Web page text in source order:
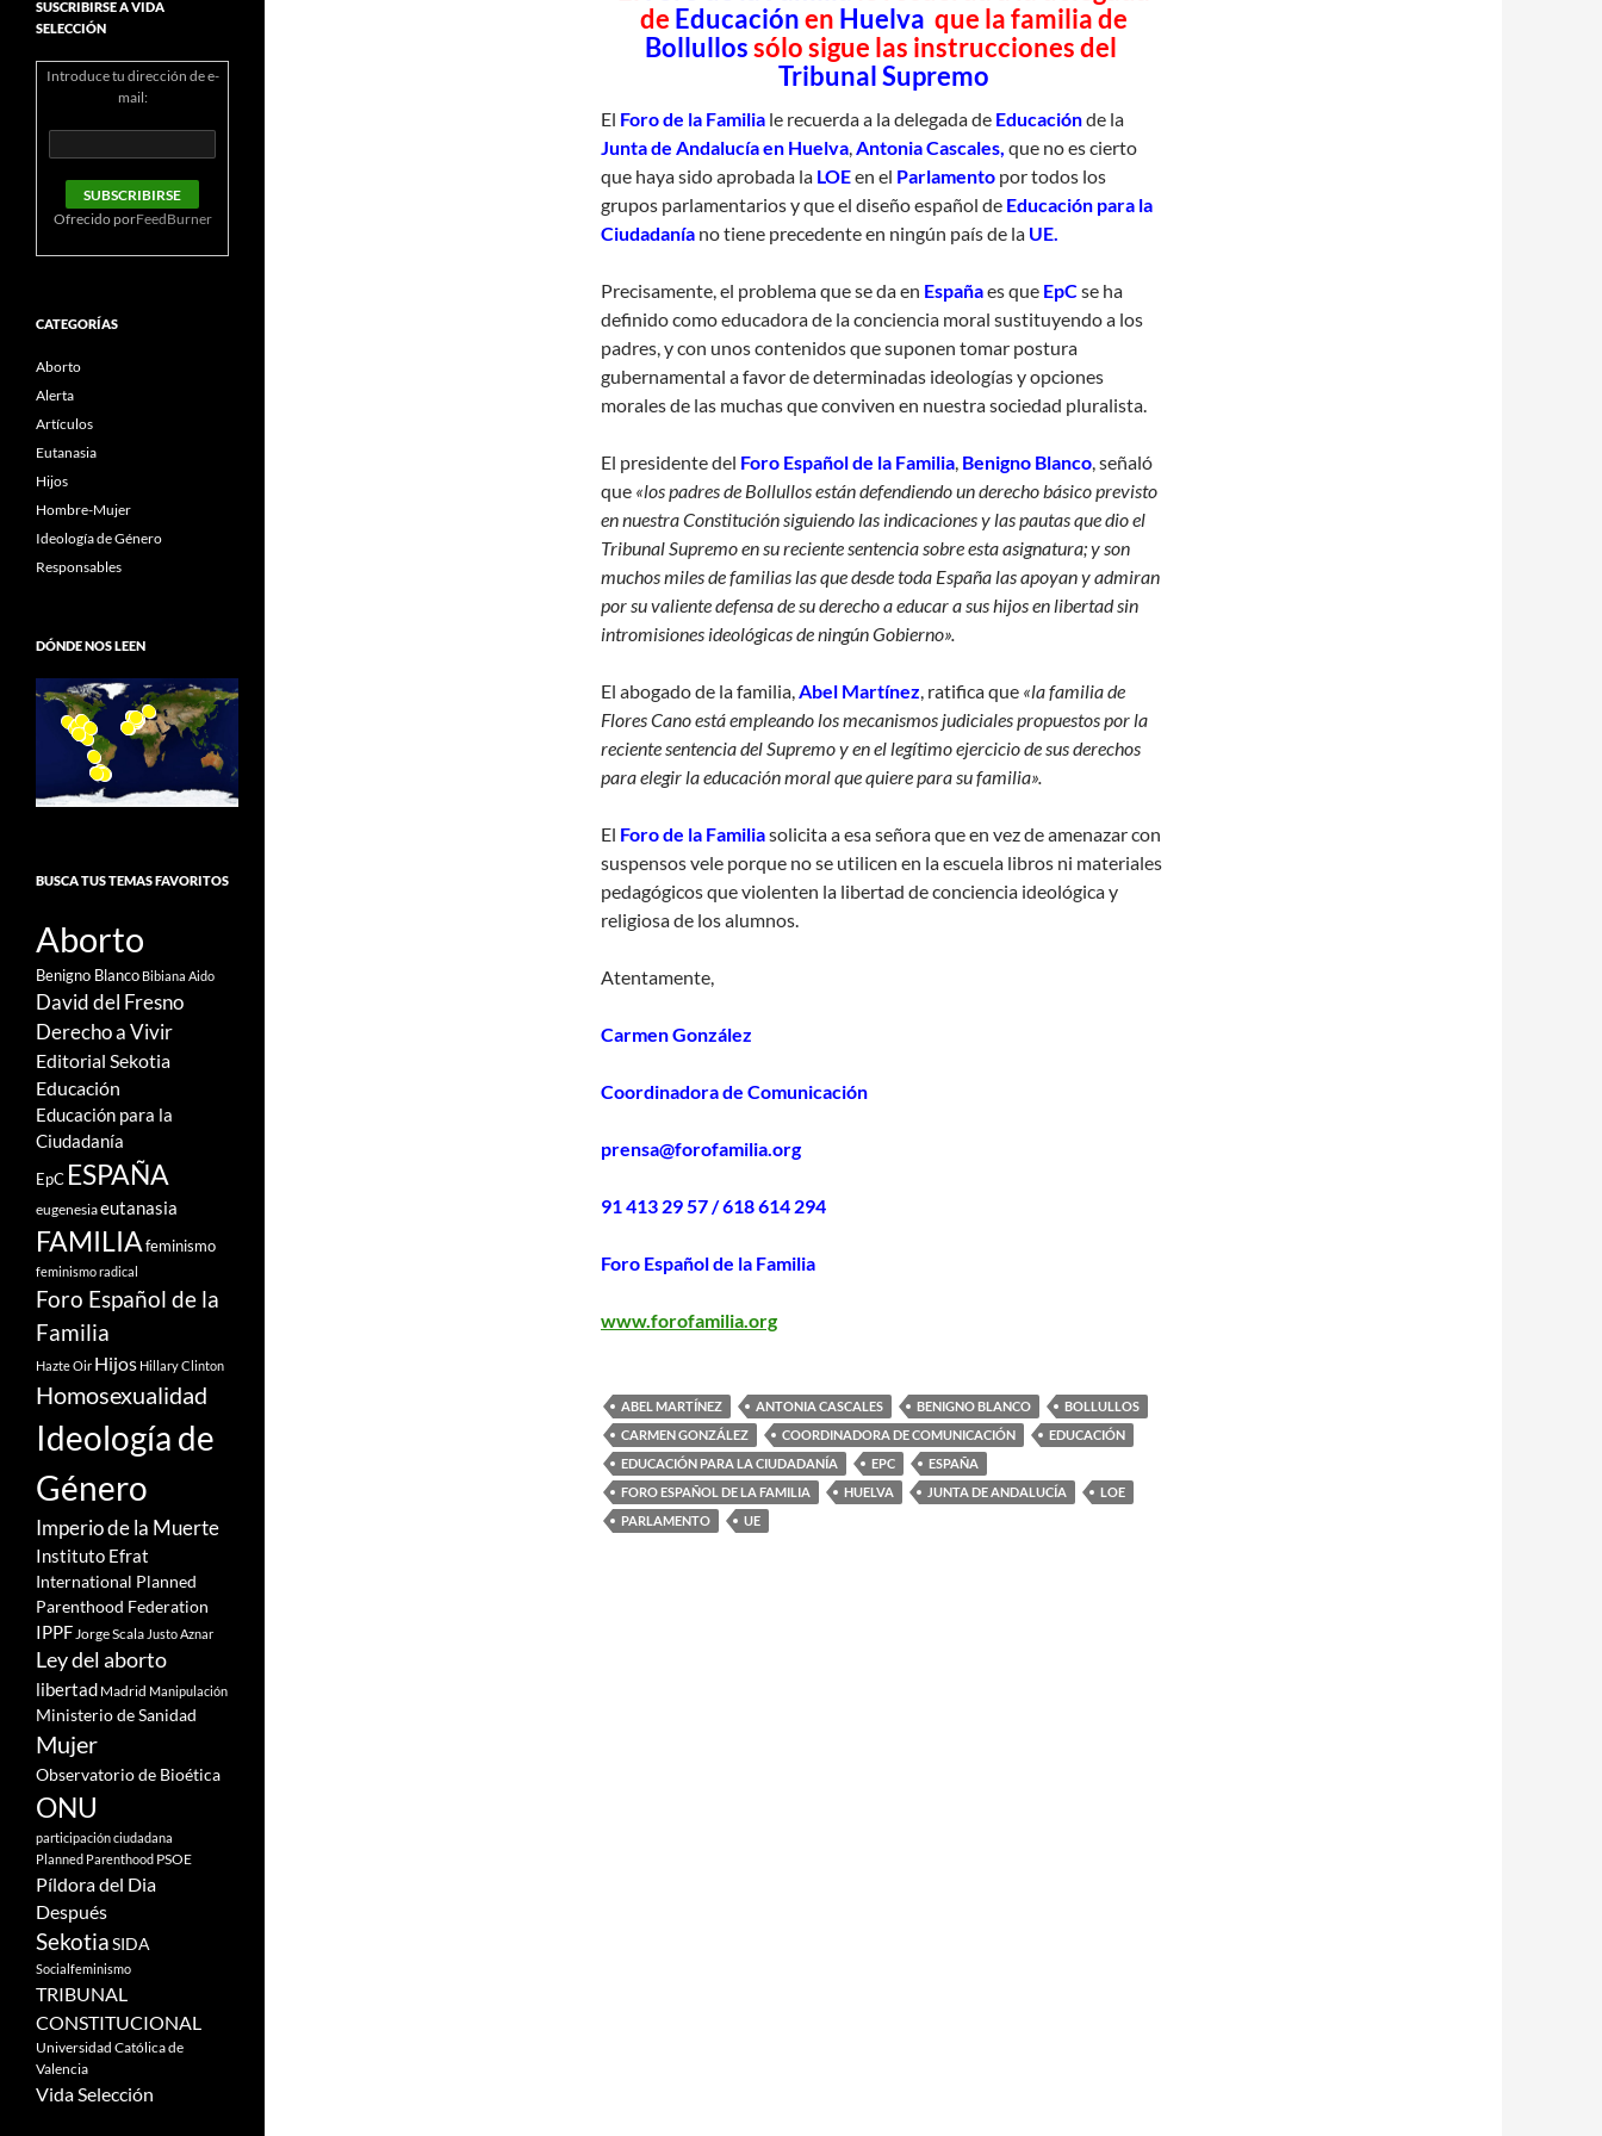
de Educaciónen Huelva que la familia de
Bollullossólo sigue las instrucciones del
Tribunal Supremo
El Foro de la Familia le recuerda a la delegada de Educaciónde la
Junta de Andalucía en Huelva,Antonia Cascales, que no es cierto
que haya sido aprobada la LOEen el Parlamento por todos los
grupos parlamentarios y que el diseño español de Educación para la
Ciudadanía no tiene precedente en ningún país de la UE.
Precisamente, el problema que se da en Españaes que EpCse ha
definido como educadora de la conciencia moral sustituyendo a los
padres, y con unos contenidos que suponen tomar postura
gubernamental a favor de determinadas ideologías y opciones
morales de las muchas que conviven en nuestra sociedad pluralista.
El presidente del Foro Español de la Familia, Benigno Blanco, señaló
que «los padres de Bollullos están defendiendo un derecho básico previsto
en nuestra Constitución siguiendo las indicaciones y las pautas que dio el
Tribunal Supremo en su reciente sentencia sobre esta asignatura; y son
muchos miles de familias las que desde toda España las apoyan y admiran
por su valiente defensa de su derecho a educar a sus hijos en libertad sin
intromisiones ideológicas de ningún Gobierno».
El abogado de la familia,Abel Martínez, ratifica que «la familia de
Flores Cano está empleando los mecanismos judiciales propuestos por la
reciente sentencia del Supremo y en el legítimo ejercicio de sus derechos
para elegir la educación moral que quiere para su familia».
El Foro de la Familiasolicita a esa señora que en vez de amenazar con
suspensos vele porque no se utilicen en la escuela libros ni materiales
pedagógicos que violenten la libertad de conciencia ideológica y
religiosa de los alumnos.
Atentamente,
Carmen González
Coordinadora de Comunicación
prensa@forofamilia.org
91 413 29 57 / 618 614 294
Foro Español de la Familia
www.forofamilia.org
ABEL MARTÍNEZ ANTONIA CASCALES BENIGNO BLANCO
BOLLULLOS
CARMEN GONZÁLEZ
COORDINADORA DE COMUNICACIÓN
EDUCACIÓN
EDUCACIÓN PARA LA CIUDADANÍA
EPC
ESPAÑA
FORO ESPAÑOL DE LA FAMILIA
HUELVA JUNTA DE ANDALUCÍA
LOE
PARLAMENTO
UE
SUSCRIBIRSE A VIDA
SELECCIÓN
Introduce tu dirección de e-
mail:
Ofrecido porFeedBurner
CATEGORÍAS
Aborto
Alerta
Artículos
Eutanasia
Hijos
Hombre-Mujer
Ideología de Género
Responsables
DÓNDE NOS LEEN
BUSCA TUS TEMAS FAVORITOS
Aborto
Benigno Blanco Bibiana Aido
David del Fresno
Derecho a Vivir
Editorial Sekotia
Educación
Educación para la
Ciudadanía
EpC ESPAÑA
eugenesiaeutanasia
FAMILIAfeminismo
feminismo radical
Foro Español de la
Familia
Hazte Oir Hijos Hillary Clinton
Homosexualidad
Ideología de
Género
Imperio de la Muerte
Instituto Efrat
International Planned
Parenthood Federation
IPPFJorge Scala Justo Aznar
Ley del aborto
libertad Madrid Manipulación
Ministerio de Sanidad
Mujer
Observatorio de Bioética
ONU
participación ciudadana
Planned Parenthood PSOE
Píldora del Dia
Después
SekotiaSIDA
Socialfeminismo
TRIBUNAL
CONSTITUCIONAL
Universidad Católica de
Valencia
Vida Selección